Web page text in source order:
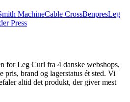
MachineCable CrossBenpresLeg
Press
for Leg Curl fra 4 danske webshops,
pris, brand og lagerstatus ét sted. Vi
altid det produkt, der giver mest